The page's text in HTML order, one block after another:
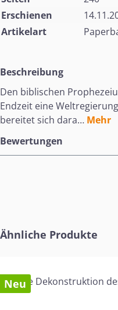
Erschienen
Artikelart
Beschreibung
Den biblischen
Endzeit eine
bereitet sich dara… Mehr
Bewertungen
Produktgalerie
Ähnliche Produkte
Neu